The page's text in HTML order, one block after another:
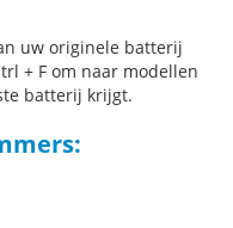
uw originele batterij
+ F om naar modellen
batterij krijgt.